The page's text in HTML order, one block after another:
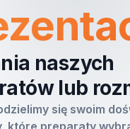
naszych
lub
się swoim
które preparaty